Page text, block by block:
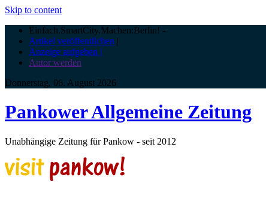
Skip to content
Einfach.SmartCity.Machen:Berlin! -
Artikel veröffentlichen |
Anzeige aufgeben |
Autor werden
Donnerstag, 06. August 2026
Pankower Allgemeine Zeitung
Unabhängige Zeitung für Pankow - seit 2012